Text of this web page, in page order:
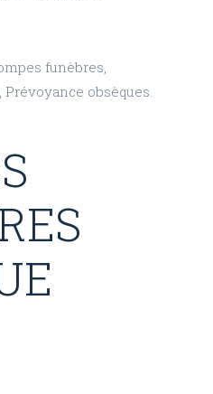
funèbres,
obsèques.